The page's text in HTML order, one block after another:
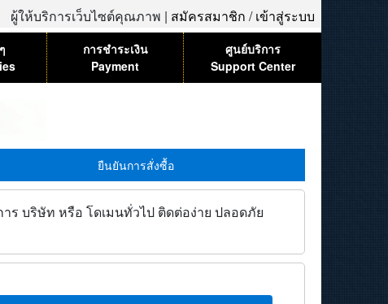
ผู้ให้บริการเว็บไซต์คุณภาพ | สมัครสมาชิก /เข้าสู่ระบบ
การชำระเงิน
Payment
ศูนย์บริการ
Support Center
ยืนยันการสั่งซื้อ
ร บริษัท หรือ โดเมนทั่วไป ติดต่อง่าย ปลอดภัย